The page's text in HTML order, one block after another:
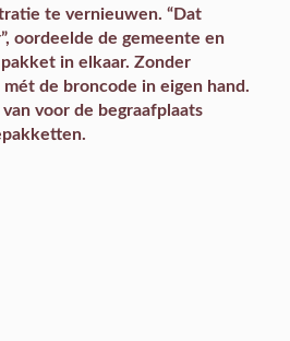
te vernieuwen. “Dat
oordeelde de gemeente en
in elkaar. Zonder
de broncode in eigen hand.
voor de begraafplaats